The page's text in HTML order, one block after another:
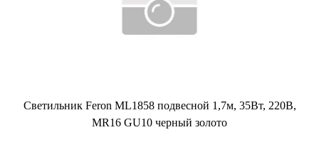
Светильник Feron ML1858 подвесной 1,7м, 35Вт, 220В,
MR16 GU10 черный золото